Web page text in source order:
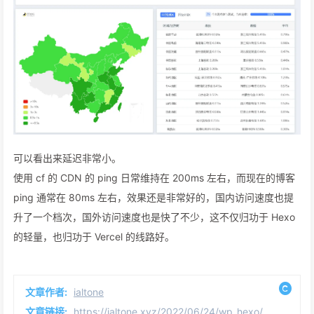
可以看出来延迟非常小。
使用 cf 的 CDN 的 ping 日常维持在 200ms 左右，而现在的博客
ping 通常在 80ms 左右，效果还是非常好的，国内访问速度也提
升了一个档次，国外访问速度也是快了不少，这不仅归功于 Hexo
的轻量，也归功于 Vercel 的线路好。
文章作者: ialtone